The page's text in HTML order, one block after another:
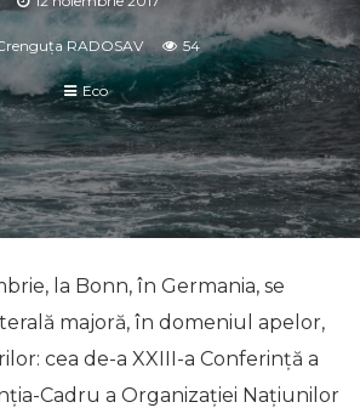
RADOSAV 54
Eco
la Bonn, în Germania, se
majoră, în domeniul apelor,
cea de-a XXIII-a Conferinţă a
Cadru a Organizaţiei Naţiunilor